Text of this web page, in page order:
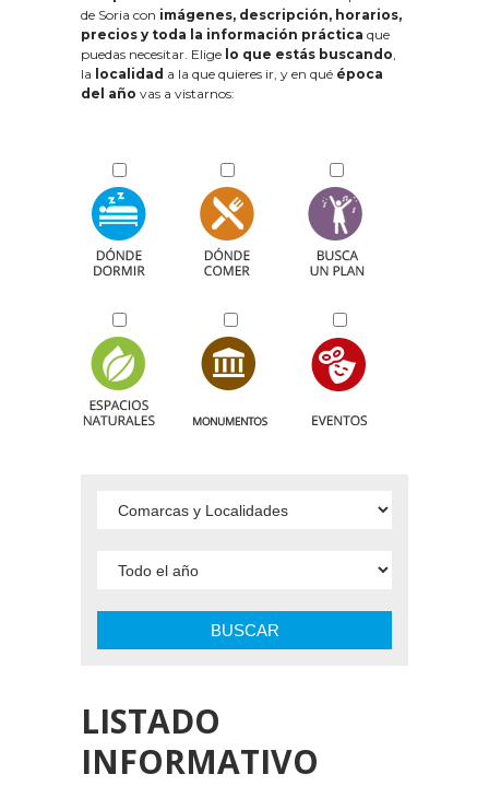
de Soria con imágenes, descripción, horarios,
precios y toda la información práctica que
puedas necesitar. Elige lo que estás buscando,
la localidad a la que quieres ir, y en qué época
del año vas a vistarnos:
BUSCAR
LISTADO
INFORMATIVO